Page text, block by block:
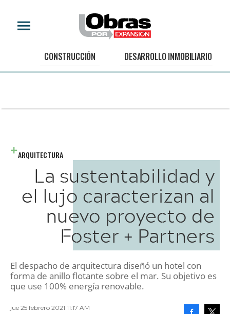
CONSTRUCCIÓN DESARROLLO INMOBILIARIO
ARQUITECTURA
La sustentabilidad y
el lujo caracterizan al
nuevo proyecto de
Foster + Partners
El despacho de arquitectura diseñó un hotel con
forma de anillo flotante sobre el mar. Su objetivo es
que use 100% energía renovable.
jue 25 febrero 2021 11:17 AM